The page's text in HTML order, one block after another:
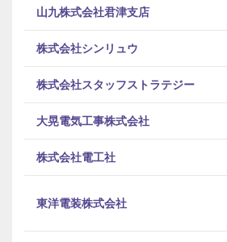
山九株式会社君津支店
株式会社シンリュウ
株式会社スタッフストラテジー
大晃電気工事株式会社
株式会社電工社
東洋電装株式会社